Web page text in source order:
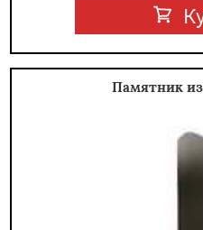
Памятник